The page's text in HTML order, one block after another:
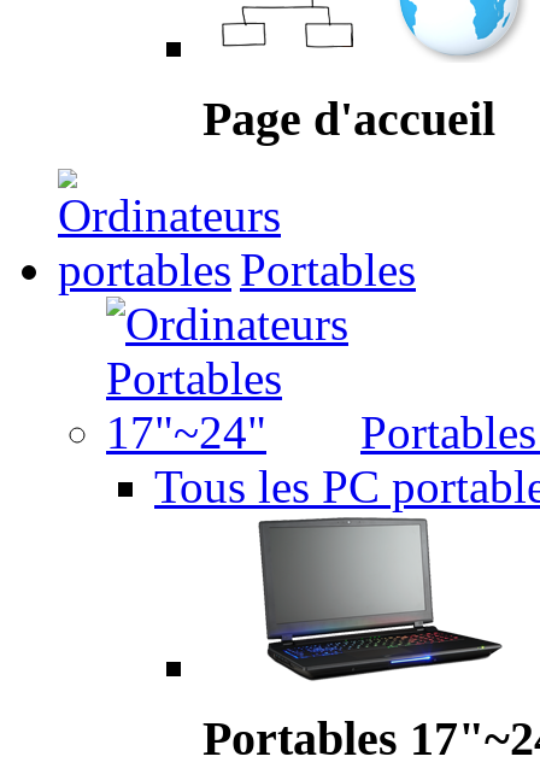
Page d'accueil
Portables
Tous les PC
Portables